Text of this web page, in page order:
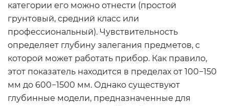
категории его можно отнести (простой
грунтовый, средний класс или
профессиональный). Чувствительность
определяет глубину залегания предметов, с
которой может работать прибор. Как правило,
этот показатель находится в пределах от 100−150
мм до 600−1500 мм. Однако существуют
глубинные модели, предназначенные для